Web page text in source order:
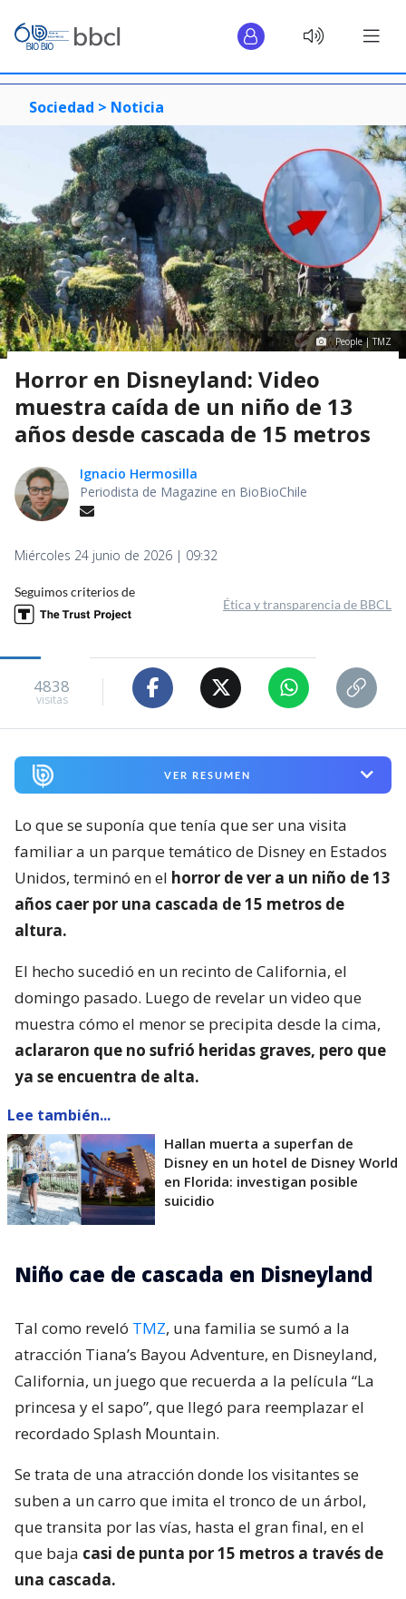
Sociedad > Noticia
People | TMZ
Horror en Disneyland: Video
muestra caída de un niño de 13
años desde cascada de 15 metros
Ignacio Hermosilla
Periodista de Magazine en BioBioChile
Miércoles 24 junio de 2026 | 09:32
Seguimos criterios de
Ética y transparencia de BBCL
4838
visitas
VER RESUMEN
Lo que se suponía que tenía que ser una visita
familiar a un parque temático de Disney en Estados
Unidos, terminó en el horror de ver a un niño de 13
años caer por una cascada de 15 metros de
altura.
El hecho sucedió en un recinto de California, el
domingo pasado. Luego de revelar un video que
muestra cómo el menor se precipita desde la cima,
aclararon que no sufrió heridas graves, pero que
ya se encuentra de alta.
Lee también...
Hallan muerta a superfan de
Disney en un hotel de Disney World
en Florida: investigan posible
suicidio
Niño cae de cascada en Disneyland
Tal como reveló TMZ, una familia se sumó a la
atracción Tiana’s Bayou Adventure, en Disneyland,
California, un juego que recuerda a la película “La
princesa y el sapo”, que llegó para reemplazar el
recordado Splash Mountain.
Se trata de una atracción donde los visitantes se
suben a un carro que imita el tronco de un árbol,
que transita por las vías, hasta el gran final, en el
que baja casi de punta por 15 metros a través de
una cascada.